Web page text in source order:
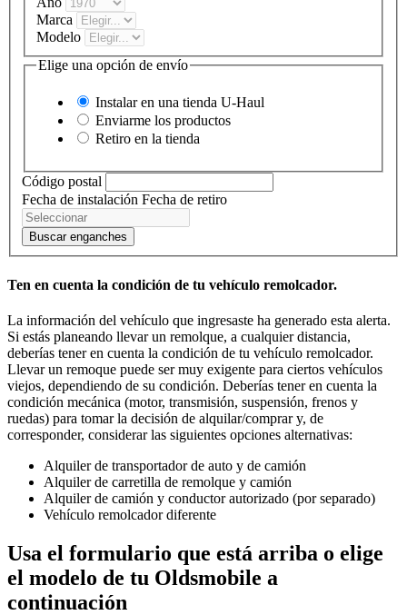
Marca
Modelo
Elige una opción de envío
Instalar en una tienda U-Haul
Enviarme los productos
Retiro en la tienda
Código postal
Fecha de instalación Fecha de retiro
Buscar enganches
Ten en cuenta la condición de tu vehículo remolcador.
La información del vehículo que ingresaste ha generado esta alerta.
Si estás planeando llevar un remolque, a cualquier distancia,
deberías tener en cuenta la condición de tu vehículo remolcador.
Llevar un remoque puede ser muy exigente para ciertos vehículos
viejos, dependiendo de su condición. Deberías tener en cuenta la
condición mecánica (motor, transmisión, suspensión, frenos y
ruedas) para tomar la decisión de alquilar/comprar y, de
corresponder, considerar las siguientes opciones alternativas:
Alquiler de transportador de auto y de camión
Alquiler de carretilla de remolque y camión
Alquiler de camión y conductor autorizado (por separado)
Vehículo remolcador diferente
Usa el formulario que está arriba o elige
el modelo de tu Oldsmobile a
continuación